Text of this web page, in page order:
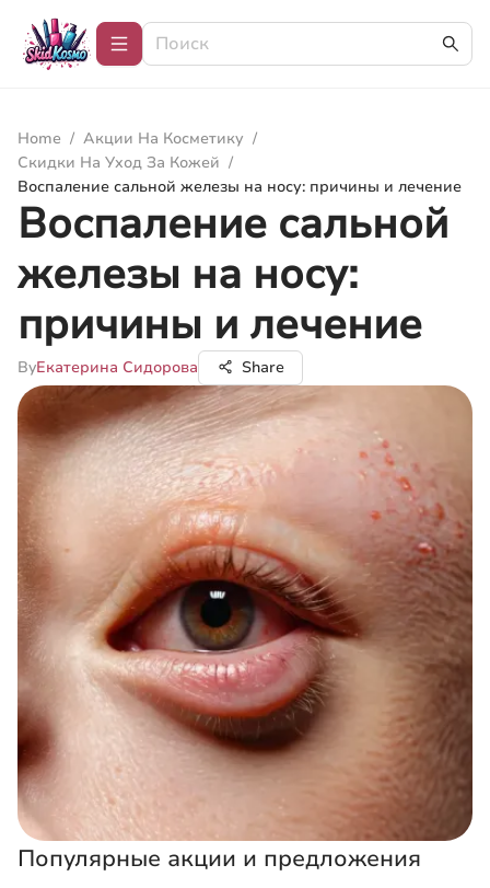
Home / Акции На Косметику /
Скидки На Уход За Кожей /
Воспаление сальной железы на носу: причины и лечение
Воспаление сальной
железы на носу:
причины и лечение
ByЕкатерина Сидорова Share
Популярные акции и предложения